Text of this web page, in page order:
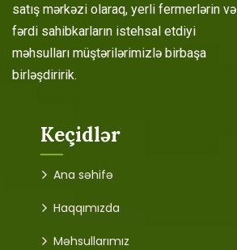
satış mərkəzi olaraq, yerli fermerlərin və
fərdi sahibkarların istehsal etdiyi
məhsulları müştərilərimizlə birbaşa
birləşdiririk.
Keçidlər
Ana səhifə
Haqqımızda
Məhsullarımız